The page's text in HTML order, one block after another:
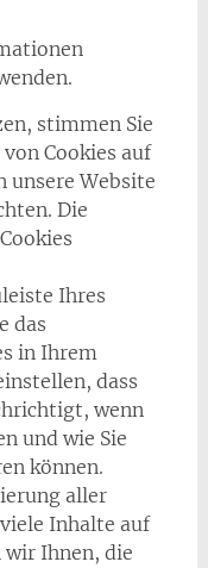
stimmen Sie
Cookies auf
unsere Website
Die
Ihres
das
in Ihrem
dass
wenn
und wie Sie
können.
aller
Inhalte auf
wir Ihnen, die